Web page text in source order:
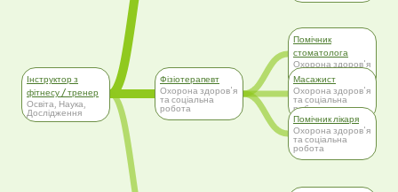
Інструктор з
фітнесу / тренер
Освіта, Наука,
Дослідження
Фізіотерапевт
Охорона здоров'я
та соціальна
робота
Помічник
стоматолога
Охорона здоров'я
та соціальна
робота
Масажист
Охорона здоров'я
та соціальна
робота
Помічник лікаря
Охорона здоров'я
та соціальна
робота